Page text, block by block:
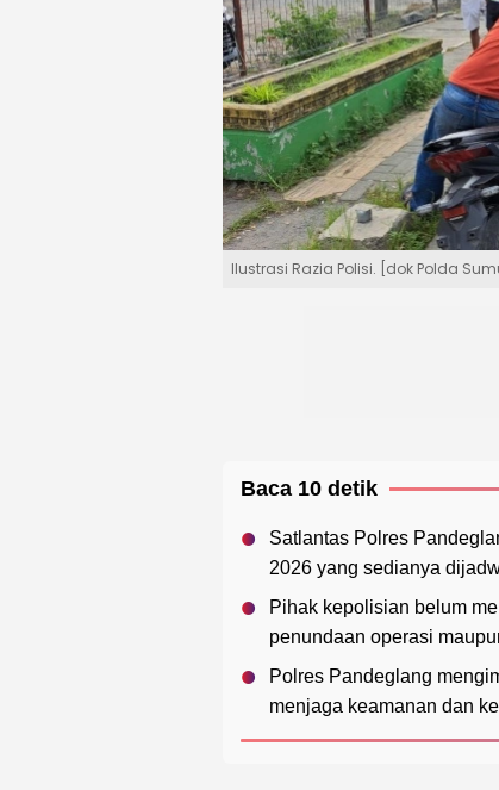
Ilustrasi Razia Polisi. [dok Polda
Baca 10 detik
Satlantas Polres
2026 yang sedianya
Pihak kepolisian belum
penundaan operasi
Polres Pandeglang
menjaga keamanan dan